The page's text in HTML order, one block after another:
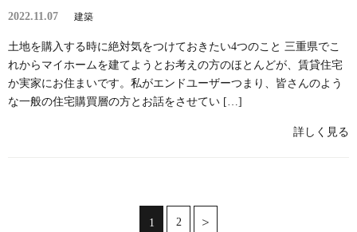
2022.11.07 建築
土地を購入する時に絶対気をつけておきたい4つのこと 三重県でこ
れからマイホームを建てようとお考えの方のほとんどが、賃貸住宅
か実家にお住まいです。私がエンドユーザーつまり、皆さんのよう
な一般の住宅購買層の方とお話をさせてい […]
詳しく見る
1 2